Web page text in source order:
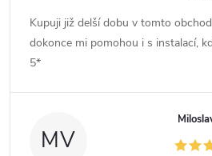
Kupuji již delší dobu v tomto
dokonce mi pomohou i s instalací,
5*
MV